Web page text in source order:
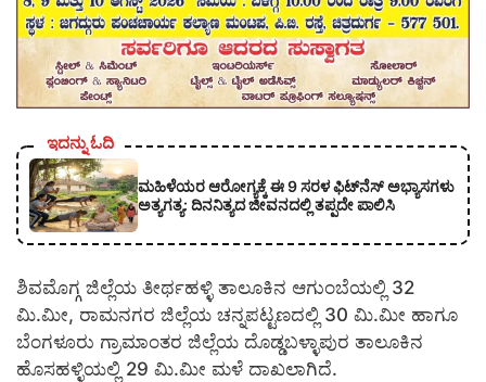
ಇದನ್ನು ಓದಿ
ಮಹಿಳೆಯರ ಆರೋಗ್ಯಕ್ಕೆ ಈ 9 ಸರಳ ಫಿಟ್‌ನೆಸ್‌ ಅಭ್ಯಾಸಗಳು
ಅತ್ಯಗತ್ಯ: ದಿನನಿತ್ಯದ ಜೀವನದಲ್ಲಿ ತಪ್ಪದೇ ಪಾಲಿಸಿ
ಶಿವಮೊಗ್ಗ ಜಿಲ್ಲೆಯ ತೀರ್ಥಹಳ್ಳಿ ತಾಲೂಕಿನ ಆಗುಂಬೆಯಲ್ಲಿ 32
ಮಿ.ಮೀ, ರಾಮನಗರ ಜಿಲ್ಲೆಯ ಚನ್ನಪಟ್ಟಣದಲ್ಲಿ 30 ಮಿ.ಮೀ ಹಾಗೂ
ಬೆಂಗಳೂರು ಗ್ರಾಮಾಂತರ ಜಿಲ್ಲೆಯ ದೊಡ್ಡಬಳ್ಳಾಪುರ ತಾಲೂಕಿನ
ಹೊಸಹಳ್ಳಿಯಲ್ಲಿ 29 ಮಿ.ಮೀ ಮಳೆ ದಾಖಲಾಗಿದೆ.